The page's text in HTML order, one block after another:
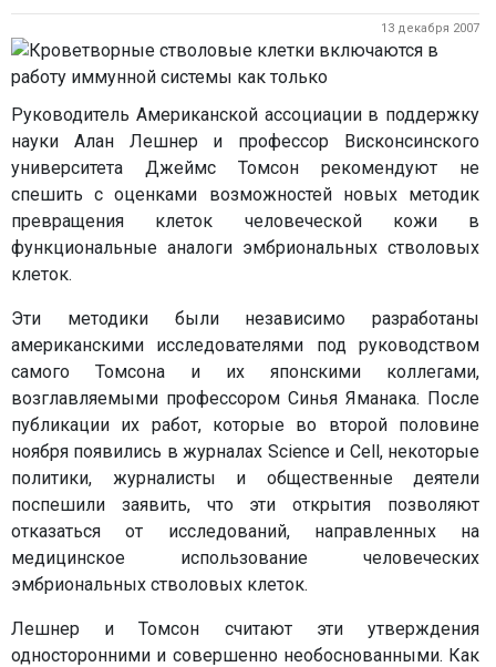
13 декабря 2007
Руководитель Американской ассоциации в поддержку
науки Алан Лешнер и профессор Висконсинского
университета Джеймс Томсон рекомендуют не
спешить с оценками возможностей новых методик
превращения клеток человеческой кожи в
функциональные аналоги эмбриональных стволовых
клеток.
Эти методики были независимо разработаны
американскими исследователями под руководством
самого Томсона и их японскими коллегами,
возглавляемыми профессором Синья Яманака. После
публикации их работ, которые во второй половине
ноября появились в журналах Science и Cell, некоторые
политики, журналисты и общественные деятели
поспешили заявить, что эти открытия позволяют
отказаться от исследований, направленных на
медицинское использование человеческих
эмбриональных стволовых клеток.
Лешнер и Томсон считают эти утверждения
односторонними и совершенно необоснованными. Как